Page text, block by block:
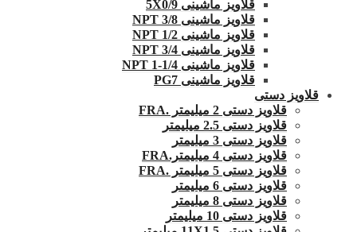
قلاویز ماشینی 5X0/9
قلاویز ماشینی 3/8 NPT
قلاویز ماشینی 1/2 NPT
قلاویز ماشینی 3/4 NPT
قلاویز ماشینی 1/4-1 NPT
قلاویز ماشینی PG7
قلاویز دستی
قلاویز دستی 2 میلیمتر .FRA
قلاویز دستی 2.5 میلیمتر
قلاویز دستی 3 میلیمتر
قلاویز دستی 4 میلیمتر.FRA
قلاویز دستی 5 میلیمتر .FRA
قلاویز دستی 6 میلیمتر
قلاویز دستی 8 میلیمتر
قلاویز دستی 10 میلیمتر